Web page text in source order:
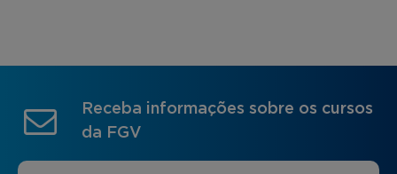
Receba informações sobre os cursos
da FGV
Nome